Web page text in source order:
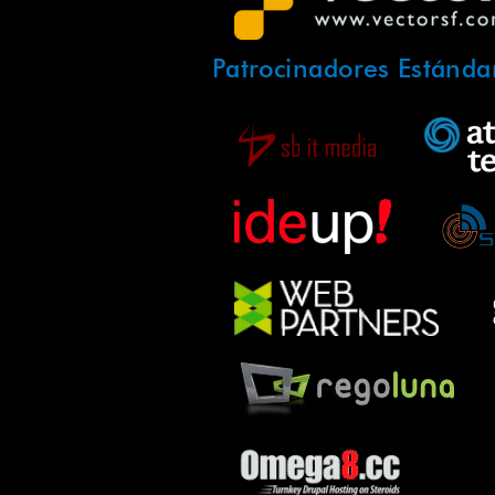
Patrocinadores